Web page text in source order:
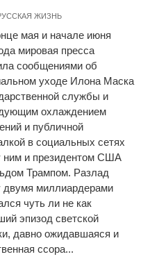
ЖИЗНЬ
мая и начале июня
мировая пресса
сообщениями об
уходе Илона Маска
службы и
охлаждением
и публичной
в социальных сетях
ним и президентом США
Трампом. Разлад
двумя миллиардерами
чуть ли не как
эпизод светской
давно ожидавшаяся и
ссора...